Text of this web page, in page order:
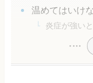
温めてはいけ
炎症が強い